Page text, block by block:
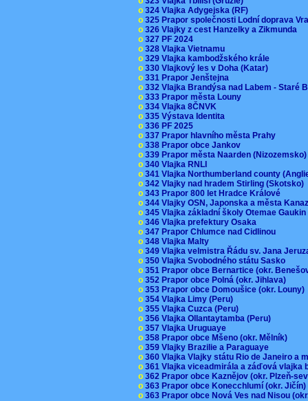
o 324 Vlajka Adygejska (RF)
o 325 Prapor společnosti Lodní doprava
o 326 Vlajky z cest Hanzelky a Zikmunda
o 327 PF 2024
o 328 Vlajka Vietnamu
o 329 Vlajka kambodžského krále
o 330 Vlajkový les v Doha (Katar)
o 331 Prapor Jenštejna
o 332 Vlajka Brandýsa nad Labem - Staré
o 333 Prapor města Louny
o 334 Vlajka 8ČNVK
o 335 Výstava Identita
o 336 PF 2025
o 337 Prapor hlavního města Prahy
o 338 Prapor obce Jankov
o 339 Prapor města Naarden
o 340 Vlajka RNLI
o 341 Vlajka Northumberland county
o 342 Vlajky nad hradem Stirling (Skotsko)
o 343 Prapor 800 let Hradce Králové
o 344 Vlajky OSN, Japonska a města
o 345 Vlajka základní školy Otemae
o 346 Vlajka prefektury Osaka
o 347 Prapor Chlumce nad Cidlinou
o 348 Vlajka Malty
o 349 Vlajka velmistra Řádu sv. Jana
o 350 Vlajka Svobodného státu Sasko
o 351 Prapor obce Bernartice (okr.
o 352 Prapor obce Polná (okr. Jihlava)
o 353 Prapor obce Domoušice (okr. Louny)
o 354 Vlajka Limy (Peru)
o 355 Vlajka Cuzca (Peru)
o 356 Vlajka Ollantaytamba (Peru)
o 357 Vlajka Uruguaye
o 358 Prapor obce Mšeno (okr. Mělník)
o 359 Vlajky Brazilie a Paraguaye
o 360 Vlajka Vlajky státu Rio de Janeiro a
o 361 Vlajka viceadmirála a záďová
o 362 Prapor obce Kaznějov (okr. Plzeň-
o 363 Prapor obce Konecchlumí (okr.
o 363 Prapor obce Nová Ves nad Nisou